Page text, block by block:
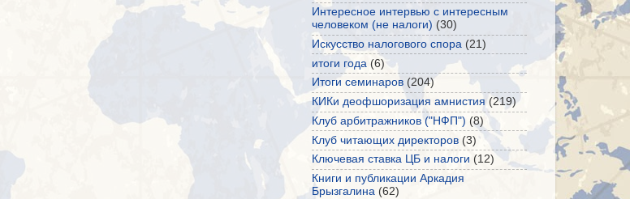
Интересное интервью с интересным
человеком (не налоги) (30)
Искусство налогового спора (21)
итоги года (6)
Итоги семинаров (204)
КИКи деофшоризация амнистия (219)
Клуб арбитражников ("НФП") (8)
Клуб читающих директоров (3)
Ключевая ставка ЦБ и налоги (12)
Книги и публикации Аркадия
Брызгалина (62)